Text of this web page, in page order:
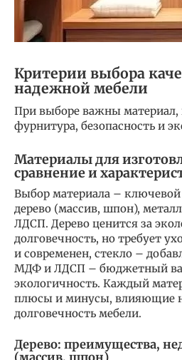
Критерии выбора
надежной мебели
При выборе важны материал,
фурнитура, безопасность и
Материалы для
сравнение и
Выбор материала –
дерево (массив, шпон),
ЛДСП. Дерево ценится за
долговечность, но требует
и современен, стекло –
МДФ и ЛДСП – бюджетный
экологичность. Каждый
плюсы и минусы, влияющие
долговечность мебели.
Дерево: преимущества,